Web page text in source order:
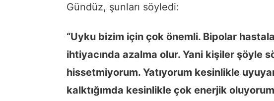
Gündüz, şunları söyledi:
“Uyku bizim için çok önemli. Bipolar
ihtiyacında azalma olur. Yani kişiler şöyle
hissetmiyorum. Yatıyorum kesinlikle
kalktığımda kesinlikle çok enerjik